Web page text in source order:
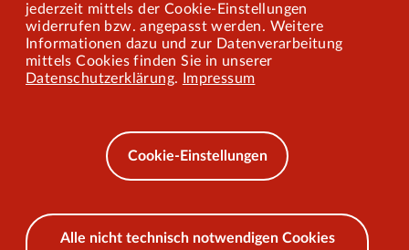
jederzeit mittels der Cookie-Einstellungen
widerrufen bzw. angepasst werden. Weitere
Informationen dazu und zur Datenverarbeitung
mittels Cookies finden Sie in unserer
Datenschutzerklärung. Impressum
Cookie-Einstellungen
Alle nicht technisch notwendigen Cookies
Barrierefreiheit
Mobilität lernen